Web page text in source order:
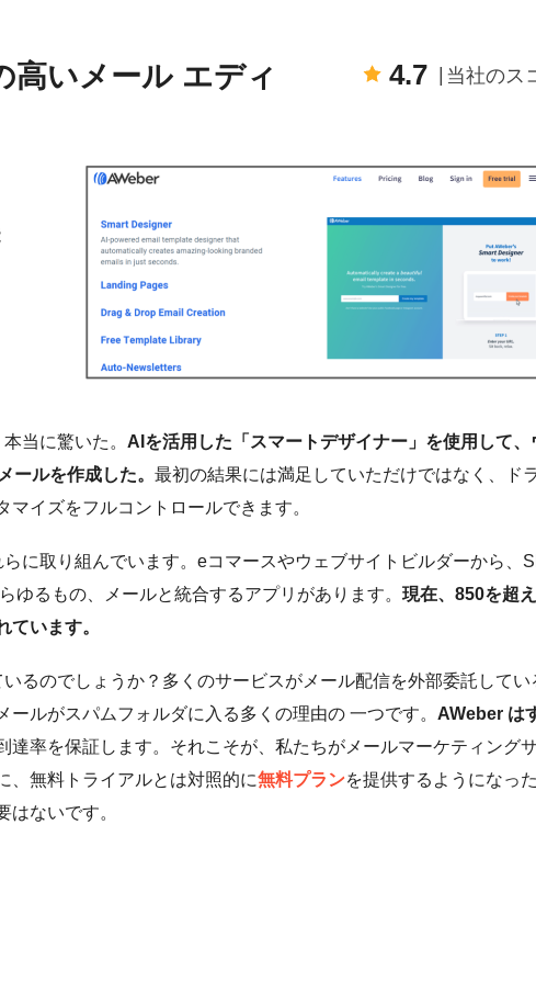
高いメール エディ
4.7 当社のス
当に驚いた。 AIを活用した「スマートデザイナー」を使用して、
ールを作成した。 最初の結果には満足していただけではなく、ド
イズをフルコントロールできます。
に取り組んでいます。eコマースやウェブサイトビルダーから、
ゆるもの、メールと統合するアプリがあります。 現在、850を超
います。
るのでしょうか？多くのサービスがメール配信を外部委託してい
ルがスパムフォルダに入る多くの理由の 一つです。 AWeber は
達率を保証します。それこそが、私たちがメールマーケティング
、無料トライアルとは対照的に無料プランを提供するようになっ
ないです。